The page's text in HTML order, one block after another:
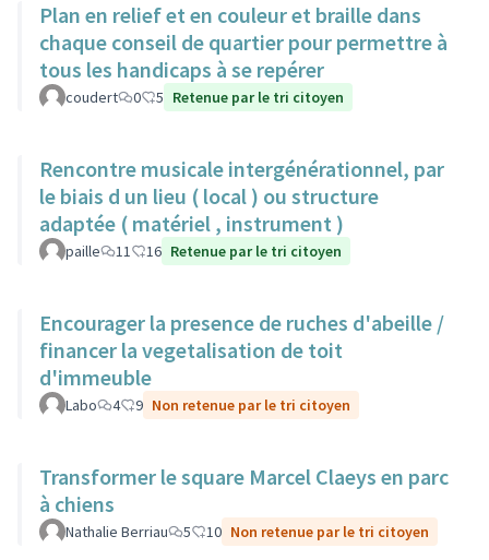
Plan en relief et en couleur et braille dans
chaque conseil de quartier pour permettre à
tous les handicaps à se repérer
coudert 0 5 Retenue par le tri citoyen
Rencontre musicale intergénérationnel, par
le biais d un lieu ( local ) ou structure
adaptée ( matériel , instrument )
paille 11 16 Retenue par le tri citoyen
Encourager la presence de ruches d'abeille /
financer la vegetalisation de toit
d'immeuble
Labo 4 9 Non retenue par le tri citoyen
Transformer le square Marcel Claeys en parc
à chiens
Nathalie Berriau 5 10 Non retenue par le tri citoyen